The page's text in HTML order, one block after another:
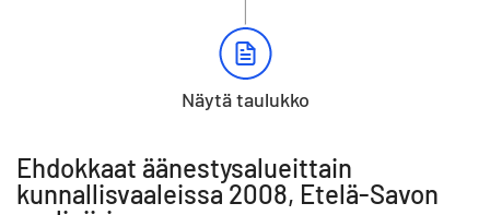
Näytä taulukko
Ehdokkaat äänestysalueittain
kunnallisvaaleissa 2008, Etelä-Savon